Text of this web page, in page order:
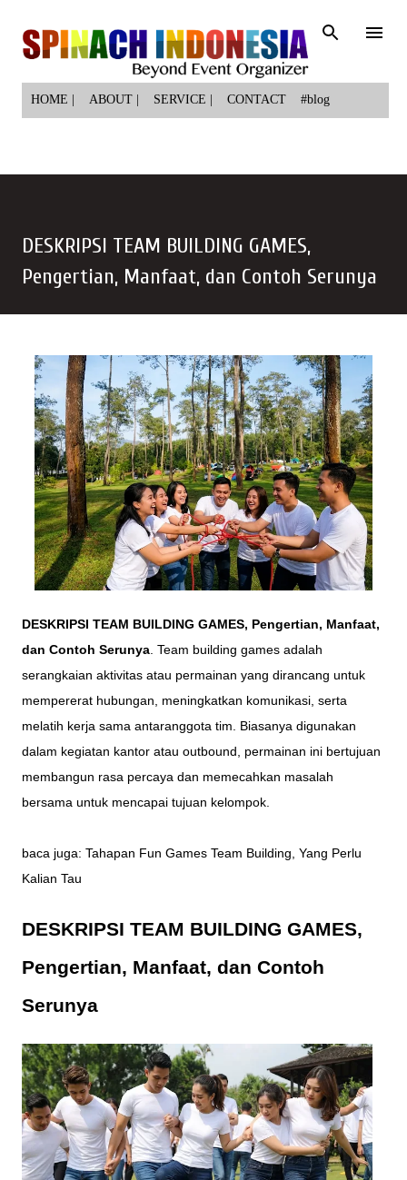
HOME | ABOUT | SERVICE | CONTACT #blog
DESKRIPSI TEAM BUILDING GAMES,
Pengertian, Manfaat, dan Contoh Serunya
DESKRIPSI TEAM BUILDING GAMES, Pengertian, Manfaat,
dan Contoh Serunya. Team building games adalah
serangkaian aktivitas atau permainan yang dirancang untuk
mempererat hubungan, meningkatkan komunikasi, serta
melatih kerja sama antaranggota tim. Biasanya digunakan
dalam kegiatan kantor atau outbound, permainan ini bertujuan
membangun rasa percaya dan memecahkan masalah
bersama untuk mencapai tujuan kelompok.
baca juga: Tahapan Fun Games Team Building, Yang Perlu
Kalian Tau
DESKRIPSI TEAM BUILDING GAMES,
Pengertian, Manfaat, dan Contoh
Serunya